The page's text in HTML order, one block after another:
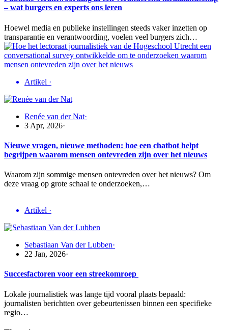
– wat burgers en experts ons leren
Hoewel media en publieke instellingen steeds vaker inzetten op
transparantie en verantwoording, voelen veel burgers zich…
Artikel ·
Renée van der Nat·
3 Apr, 2026·
Nieuwe vragen, nieuwe methoden: hoe een chatbot helpt
begrijpen waarom mensen ontevreden zijn over het nieuws
Waarom zijn sommige mensen ontevreden over het nieuws? Om
deze vraag op grote schaal te onderzoeken,…
Artikel ·
Sebastiaan Van der Lubben·
22 Jan, 2026·
Succesfactoren voor een streekomroep
Lokale journalistiek was lange tijd vooral plaats bepaald:
journalisten berichtten over gebeurtenissen binnen een specifieke
regio…